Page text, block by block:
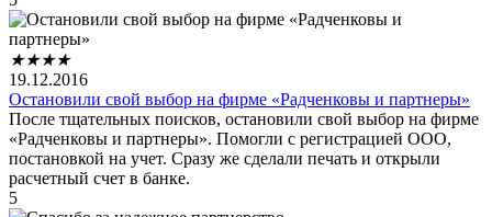
★★★★
19.12.2016
Остановили свой выбор на фирме «Радченковы и партнеры»
После тщательных поисков, остановили свой выбор на фирме
«Радченковы и партнеры». Помогли с регистрацией ООО,
постановкой на учет. Сразу же сделали печать и открыли
расчетный счет в банке.
5